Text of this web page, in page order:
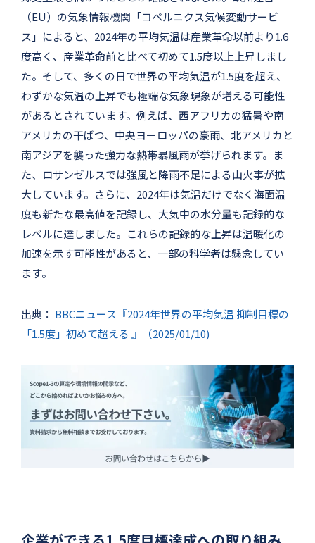
（EU）の気象情報機関「コペルニクス気候変動サービ
ス」によると、2024年の平均気温は産業革命以前より1.6
度高く、産業革命前と比べて初めて1.5度以上上昇しまし
た。そして、多くの日で世界の平均気温が1.5度を超え、
わずかな気温の上昇でも極端な気象現象が増える可能性
があるとされています。例えば、西アフリカの猛暑や南
アメリカの干ばつ、中央ヨーロッパの豪雨、北アメリカと
南アジアを襲った強力な熱帯暴風雨が挙げられます。ま
た、ロサンゼルスでは強風と降雨不足による山火事が拡
大しています。さらに、2024年は気温だけでなく海面温
度も新たな最高値を記録し、大気中の水分量も記録的な
レベルに達しました。これらの記録的な上昇は温暖化の
加速を示す可能性があると、一部の科学者は懸念してい
ます。
出典： BBCニュース『2024年世界の平均気温 抑制目標の
「1.5度」初めて超える 』（2025/01/10)